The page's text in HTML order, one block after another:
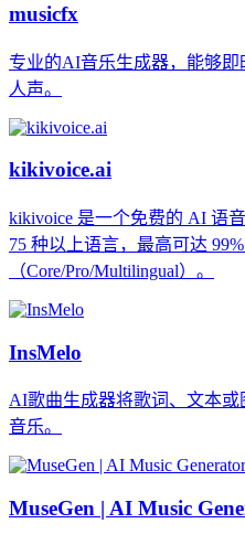
musicfx
专业的AI音乐生成器，能够
人声。
kikivoice.ai
kikivoice 是一个免费的 AI
75 种以上语言，最高可达
（Core/Pro/Multilingual）。
InsMelo
AI歌曲生成器将歌词、文本
音乐。
MuseGen | AI Music